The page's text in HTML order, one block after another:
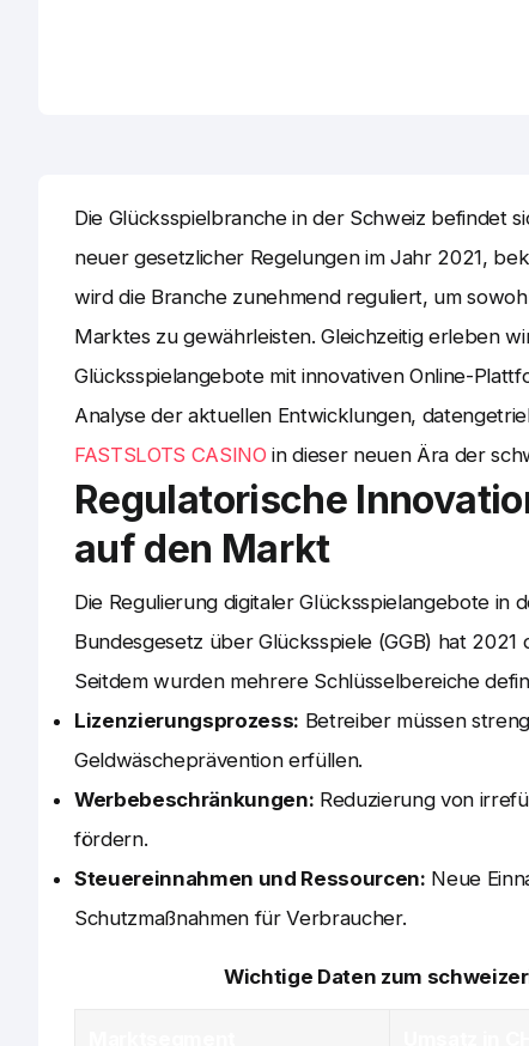
Die Glücksspielbranche in der Schweiz befindet
neuer gesetzlicher Regelungen im Jahr 2021,
wird die Branche zunehmend reguliert, um
Marktes zu gewährleisten. Gleichzeitig erleben
Glücksspielangebote mit innovativen Online-
Analyse der aktuellen Entwicklungen,
FASTSLOTS CASINO in dieser neuen Ära der
Regulatorische
auf den Markt
Die Regulierung digitaler Glücksspielangebote in
Bundesgesetz über Glücksspiele (GGB) hat
Seitdem wurden mehrere Schlüsselbereiche
Lizenzierungsprozess: Betreiber müssen
Geldwäscheprävention erfüllen.
Werbebeschränkungen: Reduzierung von
fördern.
Steuereinnahmen und Ressourcen: Neue
Schutzmaßnahmen für Verbraucher.
Wichtige Daten zum